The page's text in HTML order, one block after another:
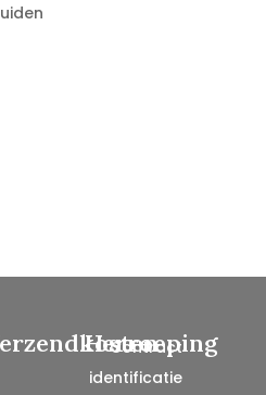
Herroeping
Contract
identificatie